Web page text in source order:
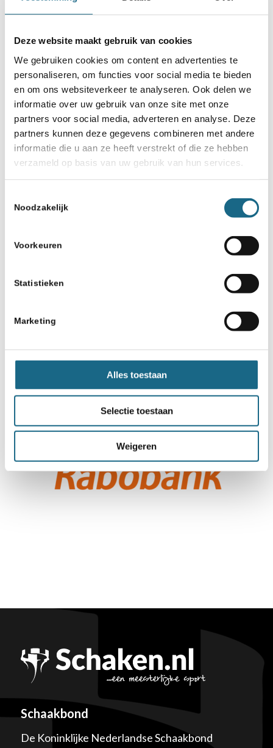
Deze website maakt gebruik van cookies
We gebruiken cookies om content en advertenties te
personaliseren, om functies voor social media te bieden
en om ons websiteverkeer te analyseren. Ook delen we
informatie over uw gebruik van onze site met onze
partners voor social media, adverteren en analyse. Deze
partners kunnen deze gegevens combineren met andere
informatie die u aan ze heeft verstrekt of die ze hebben
verzameld op basis van uw gebruik van hun services.
Noodzakelijk
Voorkeuren
Statistieken
Marketing
Alles toestaan
Selectie toestaan
Weigeren
Schaakbond
De Koninklijke Nederlandse Schaakbond